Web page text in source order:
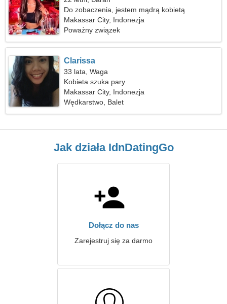
Do zobaczenia, jestem mądrą kobietą
Makassar City, Indonezja
Poważny związek
Clarissa
33 lata, Waga
Kobieta szuka pary
Makassar City, Indonezja
Wędkarstwo, Balet
Jak działa IdnDatingGo
Dołącz do nas
Zarejestruj się za darmo